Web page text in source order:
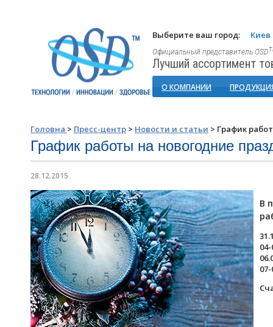
Выберите ваш город: Киев
Официальный представитель OSD
Лучший ассортимент
О КОМПАНИИ
Головна > Пресс-центр > Новости и статьи > График
График работы на новогодние
28.12.2015
В